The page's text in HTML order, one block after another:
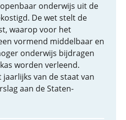
onderwijs uit de
De wet stelt de
waarop voor het
vormend middelbaar en
onderwijs bijdragen
worden verleend.
van de staat van
aan de Staten-